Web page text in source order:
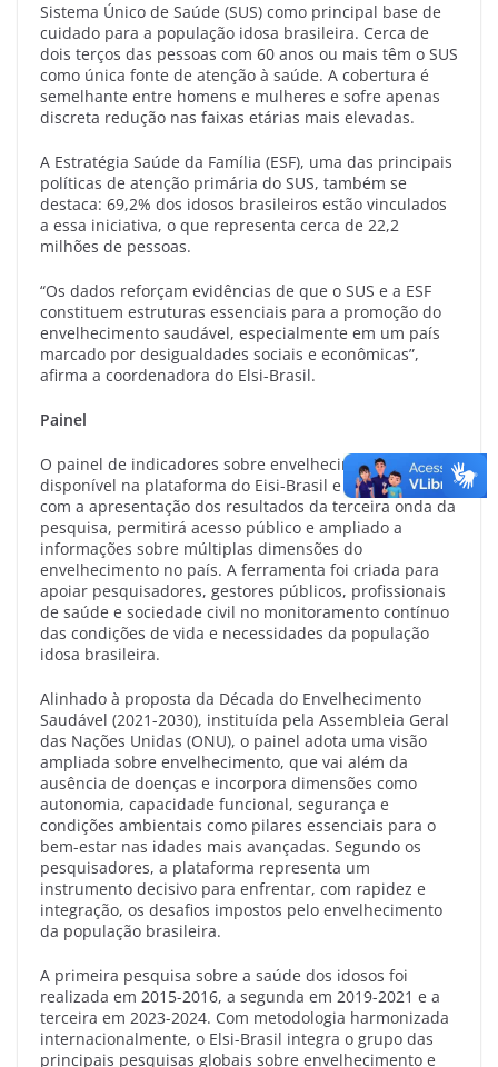
Sistema Único de Saúde (SUS) como principal base de
cuidado para a população idosa brasileira. Cerca de
dois terços das pessoas com 60 anos ou mais têm o SUS
como única fonte de atenção à saúde. A cobertura é
semelhante entre homens e mulheres e sofre apenas
discreta redução nas faixas etárias mais elevadas.
A Estratégia Saúde da Família (ESF), uma das principais
políticas de atenção primária do SUS, também se
destaca: 69,2% dos idosos brasileiros estão vinculados
a essa iniciativa, o que representa cerca de 22,2
milhões de pessoas.
“Os dados reforçam evidências de que o SUS e a ESF
constituem estruturas essenciais para a promoção do
envelhecimento saudável, especialmente em um país
marcado por desigualdades sociais e econômicas”,
afirma a coordenadora do Elsi-Brasil.
Painel
O painel de indicadores sobre envelhecimento,
disponível na plataforma do Eisi-Brasil e lançado junto
com a apresentação dos resultados da terceira onda da
pesquisa, permitirá acesso público e ampliado a
informações sobre múltiplas dimensões do
envelhecimento no país. A ferramenta foi criada para
apoiar pesquisadores, gestores públicos, profissionais
de saúde e sociedade civil no monitoramento contínuo
das condições de vida e necessidades da população
idosa brasileira.
Alinhado à proposta da Década do Envelhecimento
Saudável (2021-2030), instituída pela Assembleia Geral
das Nações Unidas (ONU), o painel adota uma visão
ampliada sobre envelhecimento, que vai além da
ausência de doenças e incorpora dimensões como
autonomia, capacidade funcional, segurança e
condições ambientais como pilares essenciais para o
bem-estar nas idades mais avançadas. Segundo os
pesquisadores, a plataforma representa um
instrumento decisivo para enfrentar, com rapidez e
integração, os desafios impostos pelo envelhecimento
da população brasileira.
A primeira pesquisa sobre a saúde dos idosos foi
realizada em 2015-2016, a segunda em 2019-2021 e a
terceira em 2023-2024. Com metodologia harmonizada
internacionalmente, o Elsi-Brasil integra o grupo das
principais pesquisas globais sobre envelhecimento e